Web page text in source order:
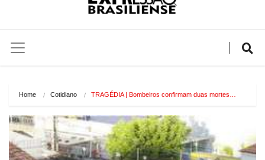
Home Cotidiano TRAGÉDIA | Bombeiros confirmam duas mortes…